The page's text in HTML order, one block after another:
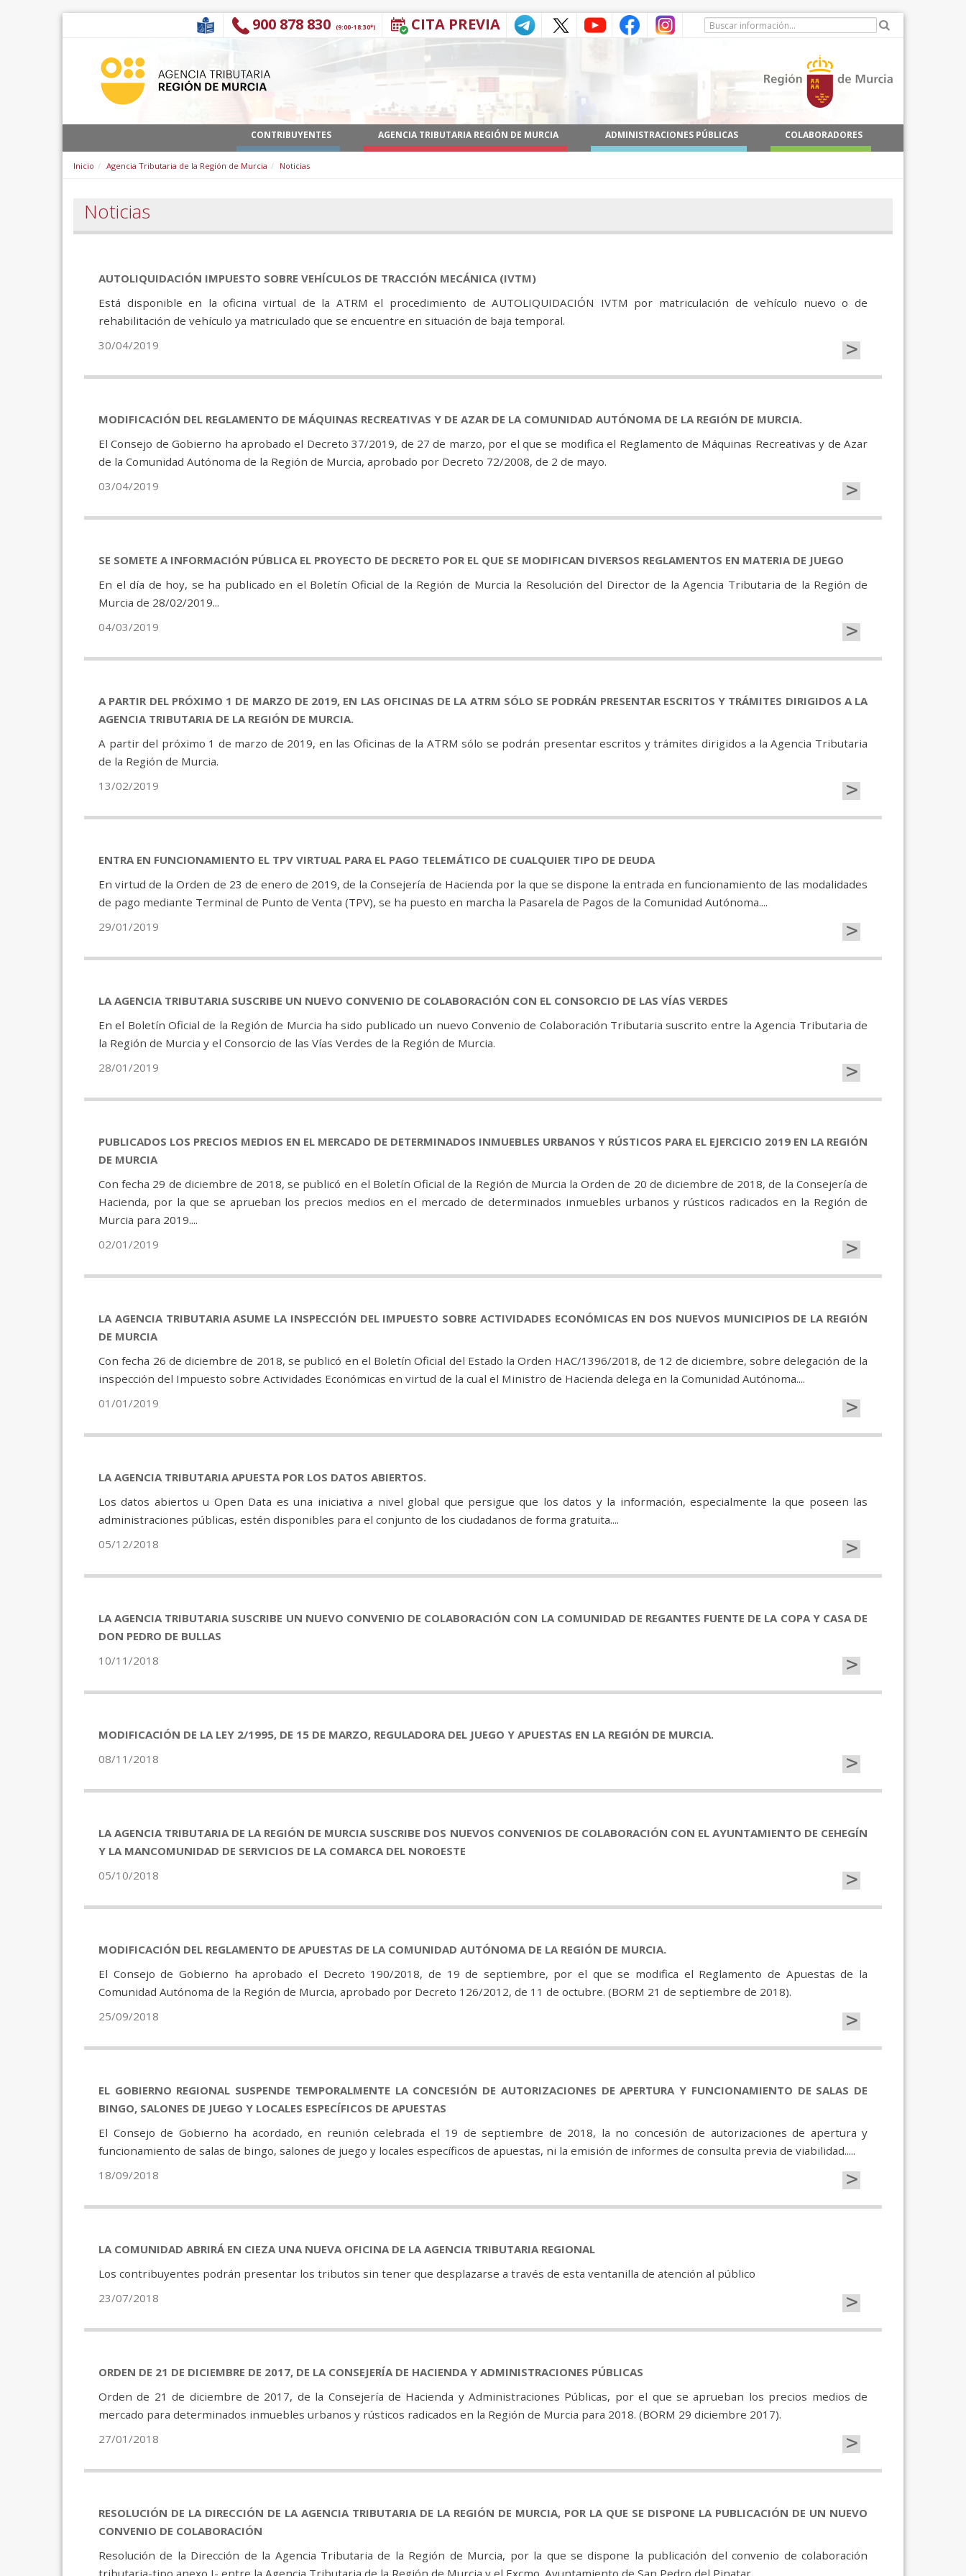
CITA PREVIA
900 878 830 (9:00-18:30*)
CONTRIBUYENTES AGENCIA TRIBUTARIA REGIÓN DE MURCIA ADMINISTRACIONES PÚBLICAS COLABORADORES
Inicio Agencia Tributaria de la Región de Murcia Noticias
Noticias
AUTOLIQUIDACIÓN IMPUESTO SOBRE VEHÍCULOS DE TRACCIÓN MECÁNICA (IVTM)
Está disponible en la oficina virtual de la ATRM el procedimiento de AUTOLIQUIDACIÓN IVTM por matriculación de vehículo nuevo o de
rehabilitación de vehículo ya matriculado que se encuentre en situación de baja temporal.
30/04/2019
>
MODIFICACIÓN DEL REGLAMENTO DE MÁQUINAS RECREATIVAS Y DE AZAR DE LA COMUNIDAD AUTÓNOMA DE LA REGIÓN DE MURCIA.
El Consejo de Gobierno ha aprobado el Decreto 37/2019, de 27 de marzo, por el que se modifica el Reglamento de Máquinas Recreativas y de Azar
de la Comunidad Autónoma de la Región de Murcia, aprobado por Decreto 72/2008, de 2 de mayo.
03/04/2019
>
SE SOMETE A INFORMACIÓN PÚBLICA EL PROYECTO DE DECRETO POR EL QUE SE MODIFICAN DIVERSOS REGLAMENTOS EN MATERIA DE JUEGO
En el día de hoy, se ha publicado en el Boletín Oficial de la Región de Murcia la Resolución del Director de la Agencia Tributaria de la Región de
Murcia de 28/02/2019...
04/03/2019
>
A PARTIR DEL PRÓXIMO 1 DE MARZO DE 2019, EN LAS OFICINAS DE LA ATRM SÓLO SE PODRÁN PRESENTAR ESCRITOS Y TRÁMITES DIRIGIDOS A LA
AGENCIA TRIBUTARIA DE LA REGIÓN DE MURCIA.
A partir del próximo 1 de marzo de 2019, en las Oficinas de la ATRM sólo se podrán presentar escritos y trámites dirigidos a la Agencia Tributaria
de la Región de Murcia.
13/02/2019
>
ENTRA EN FUNCIONAMIENTO EL TPV VIRTUAL PARA EL PAGO TELEMÁTICO DE CUALQUIER TIPO DE DEUDA
En virtud de la Orden de 23 de enero de 2019, de la Consejería de Hacienda por la que se dispone la entrada en funcionamiento de las modalidades
de pago mediante Terminal de Punto de Venta (TPV), se ha puesto en marcha la Pasarela de Pagos de la Comunidad Autónoma....
29/01/2019
>
LA AGENCIA TRIBUTARIA SUSCRIBE UN NUEVO CONVENIO DE COLABORACIÓN CON EL CONSORCIO DE LAS VÍAS VERDES
En el Boletín Oficial de la Región de Murcia ha sido publicado un nuevo Convenio de Colaboración Tributaria suscrito entre la Agencia Tributaria de
la Región de Murcia y el Consorcio de las Vías Verdes de la Región de Murcia.
28/01/2019
>
PUBLICADOS LOS PRECIOS MEDIOS EN EL MERCADO DE DETERMINADOS INMUEBLES URBANOS Y RÚSTICOS PARA EL EJERCICIO 2019 EN LA REGIÓN
DE MURCIA
Con fecha 29 de diciembre de 2018, se publicó en el Boletín Oficial de la Región de Murcia la Orden de 20 de diciembre de 2018, de la Consejería de
Hacienda, por la que se aprueban los precios medios en el mercado de determinados inmuebles urbanos y rústicos radicados en la Región de
Murcia para 2019....
02/01/2019
>
LA AGENCIA TRIBUTARIA ASUME LA INSPECCIÓN DEL IMPUESTO SOBRE ACTIVIDADES ECONÓMICAS EN DOS NUEVOS MUNICIPIOS DE LA REGIÓN
DE MURCIA
Con fecha 26 de diciembre de 2018, se publicó en el Boletín Oficial del Estado la Orden HAC/1396/2018, de 12 de diciembre, sobre delegación de la
inspección del Impuesto sobre Actividades Económicas en virtud de la cual el Ministro de Hacienda delega en la Comunidad Autónoma....
01/01/2019
>
LA AGENCIA TRIBUTARIA APUESTA POR LOS DATOS ABIERTOS.
Los datos abiertos u Open Data es una iniciativa a nivel global que persigue que los datos y la información, especialmente la que poseen las
administraciones públicas, estén disponibles para el conjunto de los ciudadanos de forma gratuita....
05/12/2018
>
LA AGENCIA TRIBUTARIA SUSCRIBE UN NUEVO CONVENIO DE COLABORACIÓN CON LA COMUNIDAD DE REGANTES FUENTE DE LA COPA Y CASA DE
DON PEDRO DE BULLAS
10/11/2018
>
MODIFICACIÓN DE LA LEY 2/1995, DE 15 DE MARZO, REGULADORA DEL JUEGO Y APUESTAS EN LA REGIÓN DE MURCIA.
08/11/2018
>
LA AGENCIA TRIBUTARIA DE LA REGIÓN DE MURCIA SUSCRIBE DOS NUEVOS CONVENIOS DE COLABORACIÓN CON EL AYUNTAMIENTO DE CEHEGÍN
Y LA MANCOMUNIDAD DE SERVICIOS DE LA COMARCA DEL NOROESTE
05/10/2018
>
MODIFICACIÓN DEL REGLAMENTO DE APUESTAS DE LA COMUNIDAD AUTÓNOMA DE LA REGIÓN DE MURCIA.
El Consejo de Gobierno ha aprobado el Decreto 190/2018, de 19 de septiembre, por el que se modifica el Reglamento de Apuestas de la
Comunidad Autónoma de la Región de Murcia, aprobado por Decreto 126/2012, de 11 de octubre. (BORM 21 de septiembre de 2018).
25/09/2018
>
EL GOBIERNO REGIONAL SUSPENDE TEMPORALMENTE LA CONCESIÓN DE AUTORIZACIONES DE APERTURA Y FUNCIONAMIENTO DE SALAS DE
BINGO, SALONES DE JUEGO Y LOCALES ESPECÍFICOS DE APUESTAS
El Consejo de Gobierno ha acordado, en reunión celebrada el 19 de septiembre de 2018, la no concesión de autorizaciones de apertura y
funcionamiento de salas de bingo, salones de juego y locales específicos de apuestas, ni la emisión de informes de consulta previa de viabilidad.....
18/09/2018
>
LA COMUNIDAD ABRIRÁ EN CIEZA UNA NUEVA OFICINA DE LA AGENCIA TRIBUTARIA REGIONAL
Los contribuyentes podrán presentar los tributos sin tener que desplazarse a través de esta ventanilla de atención al público
23/07/2018
>
ORDEN DE 21 DE DICIEMBRE DE 2017, DE LA CONSEJERÍA DE HACIENDA Y ADMINISTRACIONES PÚBLICAS
Orden de 21 de diciembre de 2017, de la Consejería de Hacienda y Administraciones Públicas, por el que se aprueban los precios medios de
mercado para determinados inmuebles urbanos y rústicos radicados en la Región de Murcia para 2018. (BORM 29 diciembre 2017).
27/01/2018
>
RESOLUCIÓN DE LA DIRECCIÓN DE LA AGENCIA TRIBUTARIA DE LA REGIÓN DE MURCIA, POR LA QUE SE DISPONE LA PUBLICACIÓN DE UN NUEVO
CONVENIO DE COLABORACIÓN
Resolución de la Dirección de la Agencia Tributaria de la Región de Murcia, por la que se dispone la publicación del convenio de colaboración
tributaria-tipo anexo I- entre la Agencia Tributaria de la Región de Murcia y el Excmo. Ayuntamiento de San Pedro del Pinatar